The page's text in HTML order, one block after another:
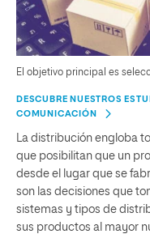
El objetivo principal es
DESCUBRE NUESTROS
COMUNICACIÓN
La distribución engloba
que posibilitan que un
desde el lugar que se
son las decisiones que
sistemas y tipos de
sus productos al mayor